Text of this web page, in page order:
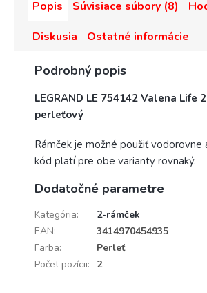
Popis Súvisiace súbory (8)
Diskusia
Ostatné informácie
Podrobný popis
LEGRAND LE 754142 Valena Life
perleťový
Rámček je možné použiť vodorovne
kód platí pre obe varianty rovnaký.
Dodatočné parametre
Kategória:
2-rámček
EAN:
3414970454935
Farba:
Perleť
Počet pozícii: 2